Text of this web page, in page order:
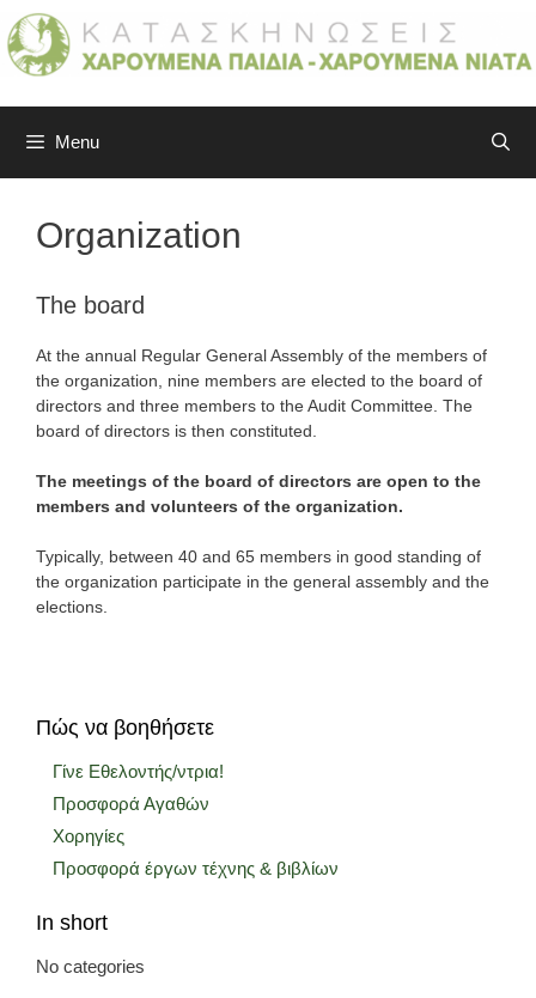
Skip
to
content
Menu
Organization
The board
At the annual Regular General Assembly of the members of
the organization, nine members are elected to the board of
directors and three members to the Audit Committee. The
board of directors is then constituted.
The meetings of the board of directors are open to the
members and volunteers of the organization.
Typically, between 40 and 65 members in good standing of
the organization participate in the general assembly and the
elections.
Πώς να βοηθήσετε
Γίνε Εθελοντής/ντρια!
Προσφορά Αγαθών
Χορηγίες
Προσφορά έργων τέχνης & βιβλίων
In short
No categories